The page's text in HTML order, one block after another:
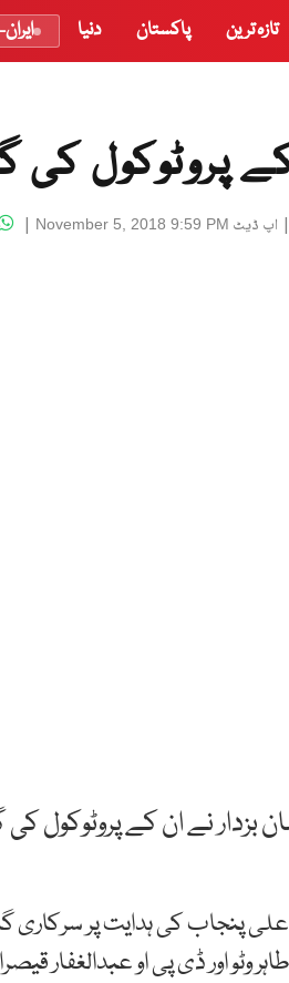
تازہ ترین پاکستان دنیا
پروٹوکول
| اپ ڈیٹ November 5, 2018 9:59 PM
|
بزدار نے ان کے
پنجاب کی ہدایت پر
وٹو اور ڈی پی او عبدالغفار